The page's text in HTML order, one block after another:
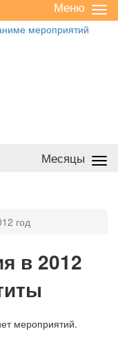
/
Меню
Месяцы
год
в 2012
мероприятий.